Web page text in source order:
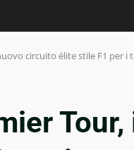
circuito élite stile F1 per i